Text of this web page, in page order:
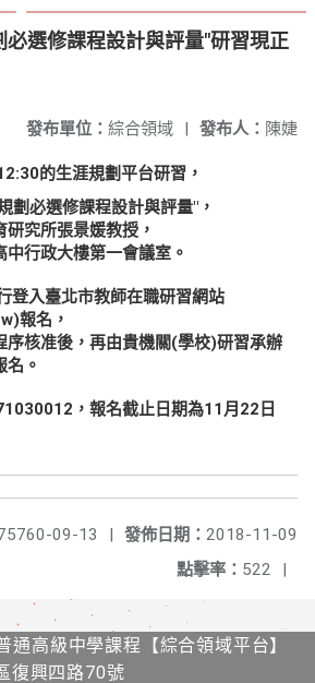
必選修課程設計與評量"研習現正
發布人： 陳婕
發布單位： 綜合領域 |
的生涯規劃平台研習，
劃必選修課程設計與評量"，
究所張景媛教授，
行政大樓第一會議室。
登入臺北市教師在職研習網站
報名，
序核准後，再由貴機關(學校)研習承辦
名。
，報名截止日期為11月22日
發佈日期： 2018-11-09
09-13
|
點擊率： 522 |
通高級中學課程​【​綜合領域平台】
復興四路70號